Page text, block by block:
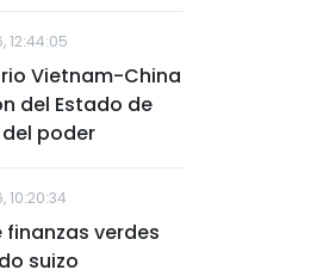
12:44:05
Vietnam-China
del Estado de
poder
verdes
suizo